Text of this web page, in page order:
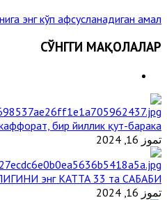
энг кўп афсусланадиган амал »
СЎНГГИ МАҚОЛАЛАР
бир йиллик қут-барака
تموز 16, 2024
энг КАТТА 33 та САБАБИ
تموز 16, 2024